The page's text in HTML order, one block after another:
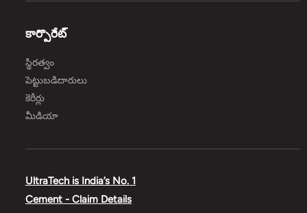
కార్పొరేట్
స్థిరత్వం
పెట్టుబడిదారులు
కెరీర్లు
మీడియా
UltraTech is India’s No. 1
Cement - Claim Details